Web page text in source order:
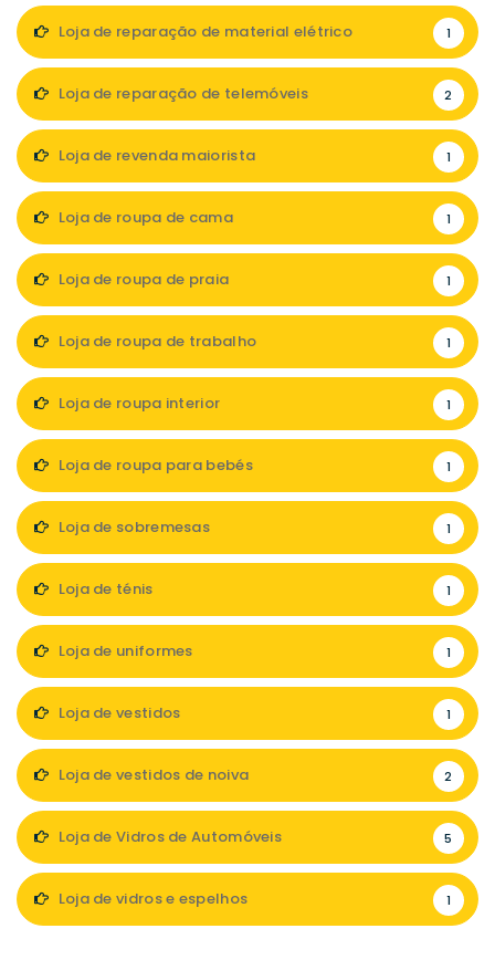
Loja de reparação de material elétrico 1
Loja de reparação de telemóveis 2
Loja de revenda maiorista 1
Loja de roupa de cama 1
Loja de roupa de praia 1
Loja de roupa de trabalho 1
Loja de roupa interior 1
Loja de roupa para bebés 1
Loja de sobremesas 1
Loja de ténis 1
Loja de uniformes 1
Loja de vestidos 1
Loja de vestidos de noiva 2
Loja de Vidros de Automóveis 5
Loja de vidros e espelhos 1